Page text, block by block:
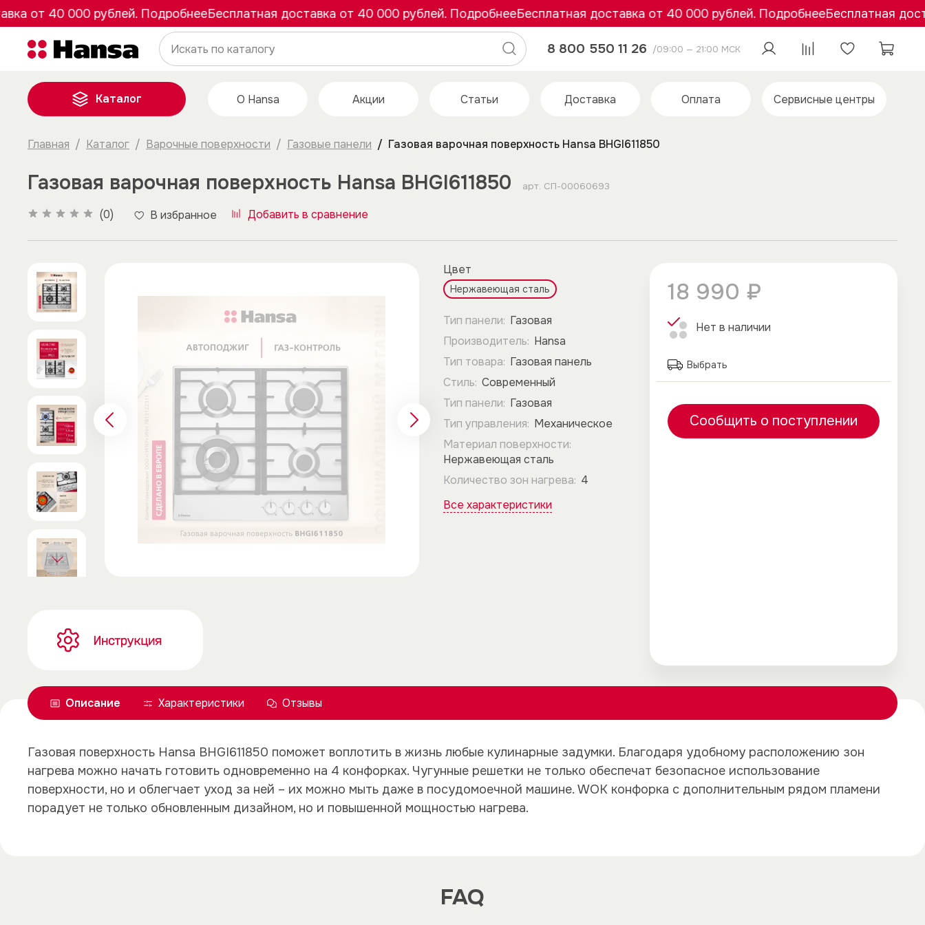
от 40 000 рублей. ПодробнееБесплатная доставка от 40 000 рублей. ПодробнееБесплатная доставка от 40 000 рублей. ПодробнееБесплатная
8 800 550 11 26 /09:00 — 21:00 МСК
Каталог О Hansa Акции Статьи Доставка Оплата Сервисные центры
Главная Каталог Варочные поверхности Газовые панели Газовая варочная поверхность Hansa BHGI611850
×
Газовая варочная поверхность Hansa BHGI611850 арт. СП-00060693
(0) В избранное Добавить в сравнение
18 990 ₽
Нет в наличии
Выбрать
Сообщить о поступлении
Цвет
Нержавеющая сталь
Тип панели: Газовая
Производитель: Hansa
Тип товара: Газовая панель
Стиль: Современный
Тип панели: Газовая
Тип управления: Механическое
Материал поверхности:
Нержавеющая сталь
Количество зон нагрева: 4
Все характеристики
×
Описание Характеристики Отзывы
Газовая поверхность Hansa BHGI611850 поможет воплотить в жизнь любые кулинарные задумки. Благодаря удобному расположению зон
нагрева можно начать готовить одновременно на 4 конфорках. Чугунные решетки не только обеспечат безопасное использование
поверхности, но и облегчает уход за ней – их можно мыть даже в посудомоечной машине. WOK конфорка с дополнительным рядом пламени
порадует не только обновленным дизайном, но и повышенной мощностью нагрева.
FAQ